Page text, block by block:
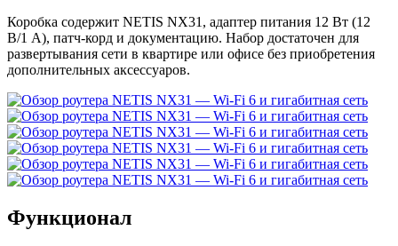
Коробка содержит NETIS NX31, адаптер питания 12 Вт (12
В/1 А), патч-корд и документацию. Набор достаточен для
развертывания сети в квартире или офисе без приобретения
дополнительных аксессуаров.
Функционал